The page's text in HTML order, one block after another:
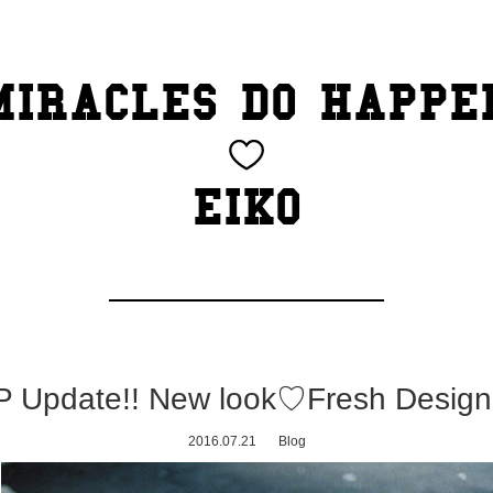
DO
EIKO
Update!! New look♡Fresh
2016.07.21 Blog